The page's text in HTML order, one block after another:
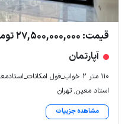
قیمت: 27,500,000,000 تومان
آپارتمان
۱۱۰ متر ۲ خواب_فول امکانات_استادمعین
استاد معین, تهران
مشاهده جزییات